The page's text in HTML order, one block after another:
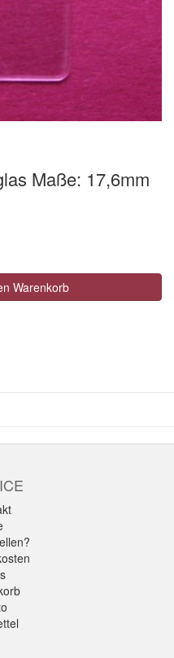
Maße: 17,6mm
Warenkorb